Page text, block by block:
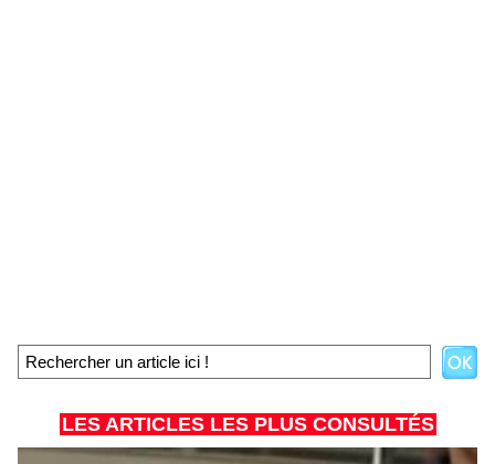
LES ARTICLES LES PLUS CONSULTÉS